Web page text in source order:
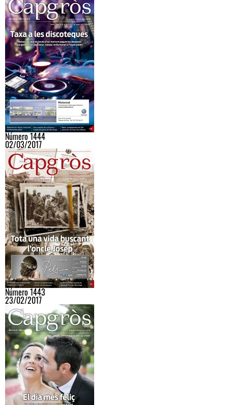
Número 1444
02/03/2017
Número 1443
23/02/2017